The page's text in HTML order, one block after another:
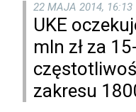
22 MAJA 2014, 16:13
UKE
mln zł za
zakresu